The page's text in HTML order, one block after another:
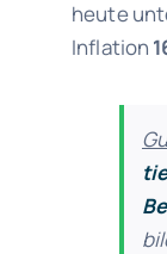
heute
Inflation